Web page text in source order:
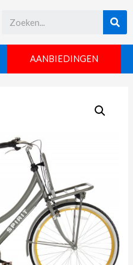
AANBIEDINGEN